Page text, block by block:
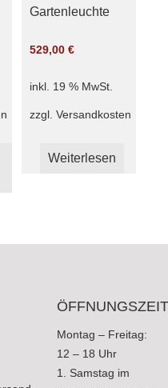
Gartenleuchte
529,00 €
inkl. 19 % MwSt.
zzgl. Versandkosten
Weiterlesen
Montag – Freitag:
12 – 18 Uhr
1. Samstag im